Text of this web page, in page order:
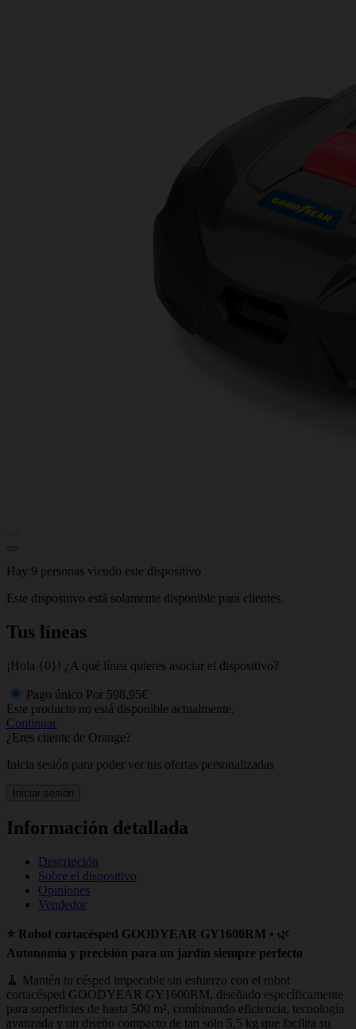
Hay 9 personas viendo este dispositivo
Este dispositivo está solamente disponible para clientes.
Tus líneas
¡Hola {0}! ¿A qué línea quieres asociar el dispositivo?
Pago único Por 598,95€
Este producto no está disponible actualmente.
Continuar
¿Eres cliente de Orange?
Inicia sesión para poder ver tus ofertas personalizadas
Iniciar sesión
Información detallada
Descripción
Sobre el dispositivo
Opiniones
Vendedor
⭐ Robot cortacésped GOODYEAR GY1600RM • 🌿
Autonomía y precisión para un jardín siempre perfecto
🧹 Mantén tu césped impecable sin esfuerzo con el robot
cortacésped GOODYEAR GY1600RM, diseñado específicamente
para superficies de hasta 500 m², combinando eficiencia, tecnología
avanzada y un diseño compacto de tan solo 5,5 kg que facilita su